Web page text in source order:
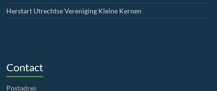
Herstart Utrechtse Vereniging Kleine Kernen
Contact
Postadres